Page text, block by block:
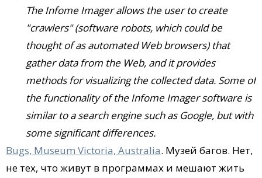
The Infome Imager allows the user to create
"crawlers" (software robots, which could be
thought of as automated Web browsers) that
gather data from the Web, and it provides
methods for visualizing the collected data. Some of
the functionality of the Infome Imager software is
similar to a search engine such as Google, but with
some significant differences.
Bugs, Museum Victoria, Australia. Музей багов. Нет,
не тех, что живут в программах и мешают жить